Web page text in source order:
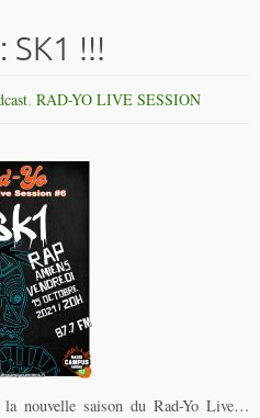
SK1 !!!
, RAD-YO LIVE SESSION
la nouvelle saison du Rad-Yo Live…